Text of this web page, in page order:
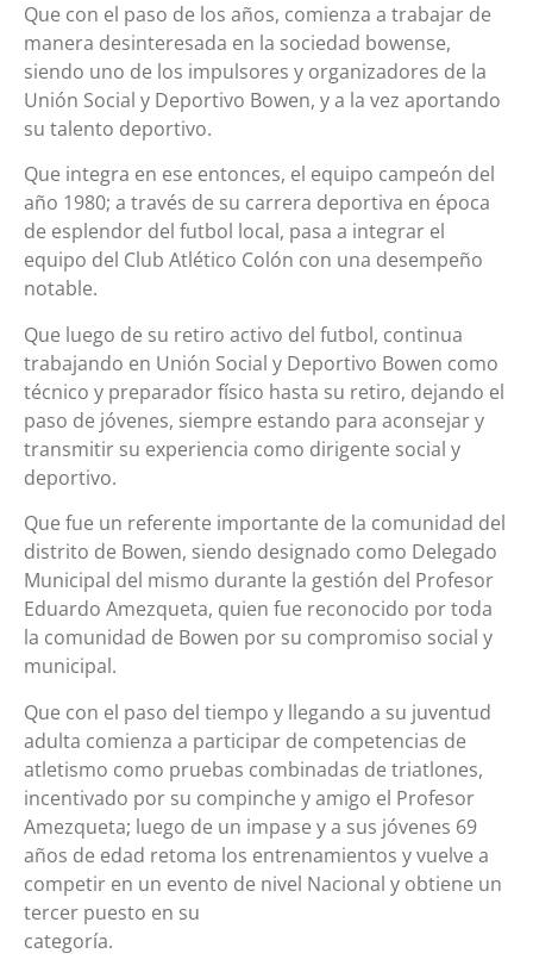
Que con el paso de los años, comienza a trabajar de
manera desinteresada en la sociedad bowense,
siendo uno de los impulsores y organizadores de la
Unión Social y Deportivo Bowen, y a la vez aportando
su talento deportivo.
Que integra en ese entonces, el equipo campeón del
año 1980; a través de su carrera deportiva en época
de esplendor del futbol local, pasa a integrar el
equipo del Club Atlético Colón con una desempeño
notable.
Que luego de su retiro activo del futbol, continua
trabajando en Unión Social y Deportivo Bowen como
técnico y preparador físico hasta su retiro, dejando el
paso de jóvenes, siempre estando para aconsejar y
transmitir su experiencia como dirigente social y
deportivo.
Que fue un referente importante de la comunidad del
distrito de Bowen, siendo designado como Delegado
Municipal del mismo durante la gestión del Profesor
Eduardo Amezqueta, quien fue reconocido por toda
la comunidad de Bowen por su compromiso social y
municipal.
Que con el paso del tiempo y llegando a su juventud
adulta comienza a participar de competencias de
atletismo como pruebas combinadas de triatlones,
incentivado por su compinche y amigo el Profesor
Amezqueta; luego de un impase y a sus jóvenes 69
años de edad retoma los entrenamientos y vuelve a
competir en un evento de nivel Nacional y obtiene un
tercer puesto en su
categoría.